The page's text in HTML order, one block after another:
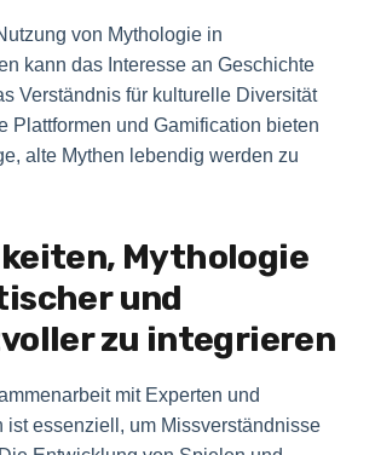
von Mythologie in
kann das Interesse an Geschichte
Verständnis für kulturelle Diversität
Plattformen und Gamification bieten
alte Mythen lebendig werden zu
Mythologie
und
zu integrieren
mit Experten und
ist essenziell, um Missverständnisse